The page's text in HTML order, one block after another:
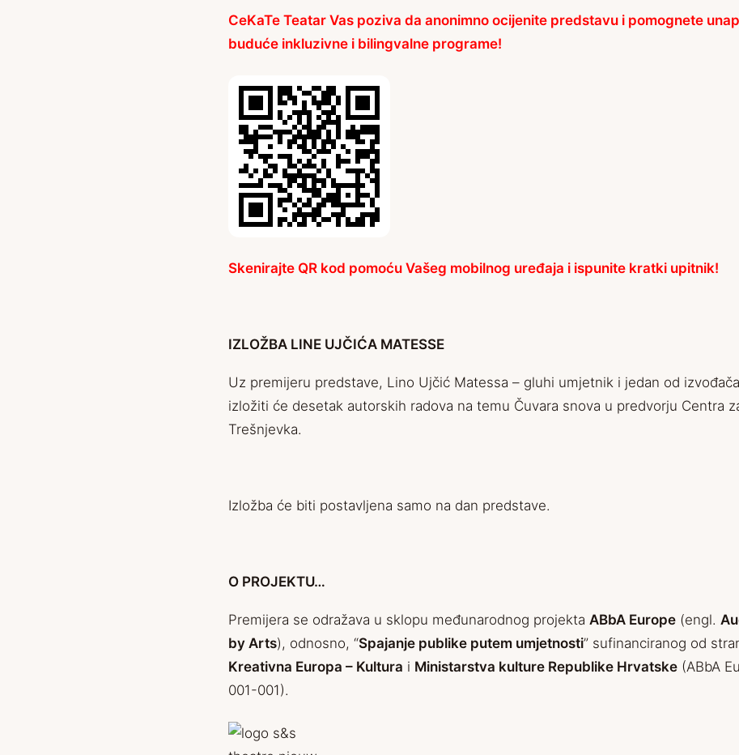
CeKaTe Teatar Vas poziva da anonimno ocijenite predstavu i pomognete
buduće inkluzivne i bilingvalne programe!
Skenirajte QR kod pomoću Vašeg mobilnog uređaja i ispunite kratki upitnik!
IZLOŽBA LINE UJČIĆA MATESSE
Uz premijeru predstave, Lino Ujčić Matessa – gluhi umjetnik i jedan od
izložiti će desetak autorskih radova na temu Čuvara snova u predvorju Centra
Trešnjevka.
Izložba će biti postavljena samo na dan predstave.
O PROJEKTU…
Premijera se odražava u sklopu međunarodnog projekta ABbA Europe (engl.
by Arts), odnosno, “Spajanje publike putem umjetnosti” sufinanciranog od
Kreativna Europa – Kultura i Ministarstva kulture Republike Hrvatske (ABbA
001-001).